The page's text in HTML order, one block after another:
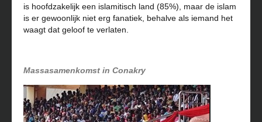
is hoofdzakelijk een islamitisch land (85%), maar de islam
is er gewoonlijk niet erg fanatiek, behalve als iemand het
waagt dat geloof te verlaten.
Massasamenkomst in Conakry